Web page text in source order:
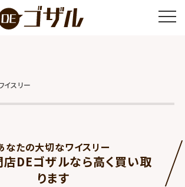
イスリー
なたの大切なワイスリー
DEゴザルなら高く買い取
ります